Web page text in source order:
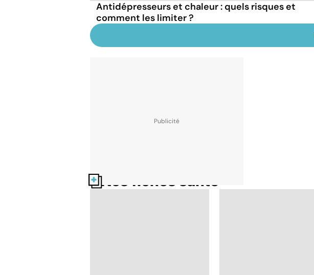
Antidépresseurs et chaleur : quels risques et
comment les limiter ?
Nos fiches santé